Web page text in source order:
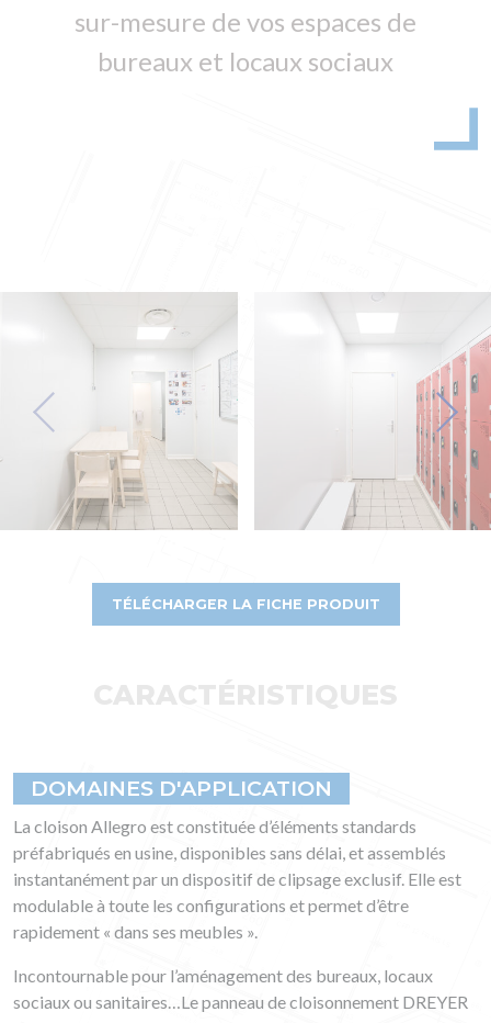
sur-mesure de vos espaces de
bureaux et locaux sociaux
TÉLÉCHARGER LA FICHE PRODUIT
DOMAINES D'APPLICATION
La cloison Allegro est constituée d’éléments standards
préfabriqués en usine, disponibles sans délai, et assemblés
instantanément par un dispositif de clipsage exclusif. Elle est
modulable à toute les configurations et permet d’être
rapidement « dans ses meubles ».
Incontournable pour l’aménagement des bureaux, locaux
sociaux ou sanitaires…Le panneau de cloisonnement DREYER